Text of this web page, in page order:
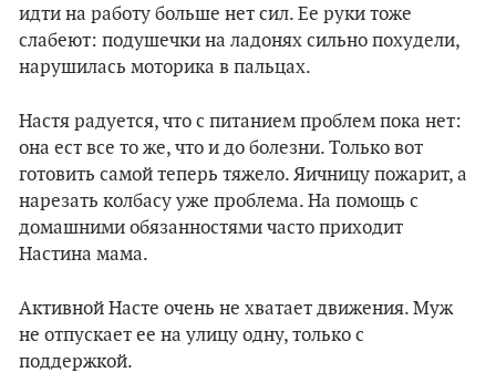
идти на работу больше нет сил. Ее руки тоже
слабеют: подушечки на ладонях сильно похудели,
нарушилась моторика в пальцах.
Настя радуется, что с питанием проблем пока нет:
она ест все то же, что и до болезни. Только вот
готовить самой теперь тяжело. Яичницу пожарит, а
нарезать колбасу уже проблема. На помощь с
домашними обязанностями часто приходит
Настина мама.
Активной Насте очень не хватает движения. Муж
не отпускает ее на улицу одну, только с
поддержкой.